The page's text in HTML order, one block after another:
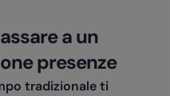
a un
presenze
tradizionale ti